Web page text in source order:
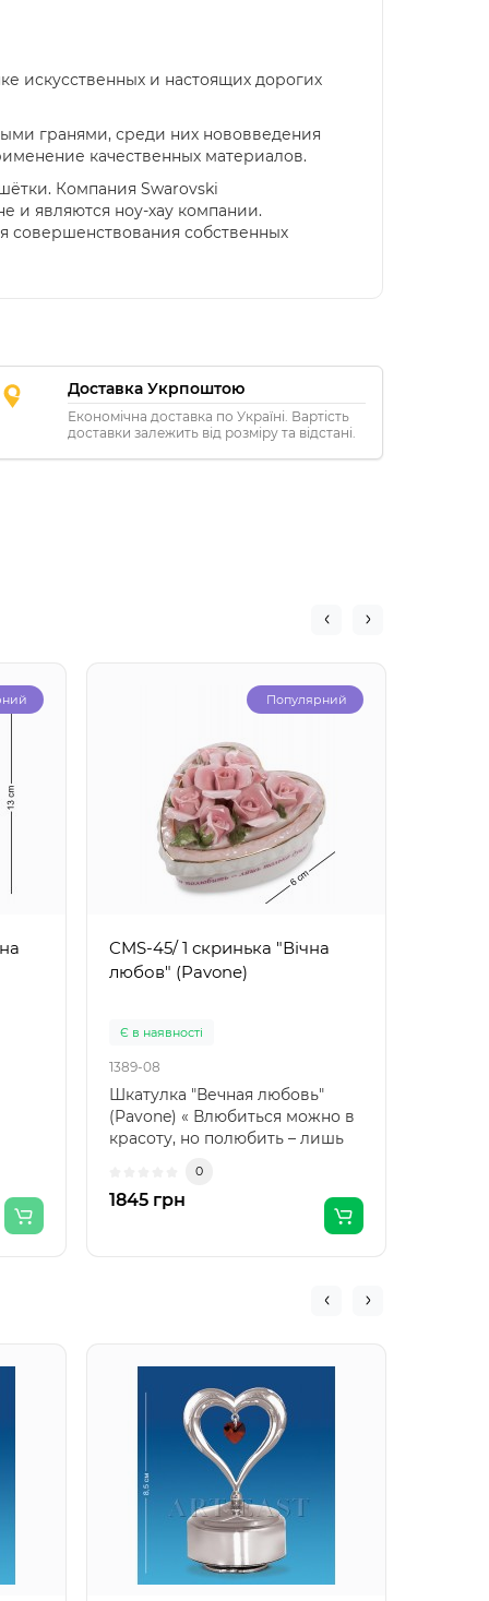
искусственных и настоящих дорогих
гранями, среди них нововведения
качественных материалов.
Компания Swarovski
и являются ноу-хау компании.
совершенствования собственных
Доставка Укрпоштою
Економічна доставка по Україні. Вартість
доставки залежить від розміру та відстані.
Популярний
CMS-45/ 1 скринька "Вічна
любов" (Pavone)
Є в наявності
1389-08
Шкатулка "Вечная любовь"
(Pavone) « Влюбиться можно в
красоту, но полюбить – лишь
0
1845 грн